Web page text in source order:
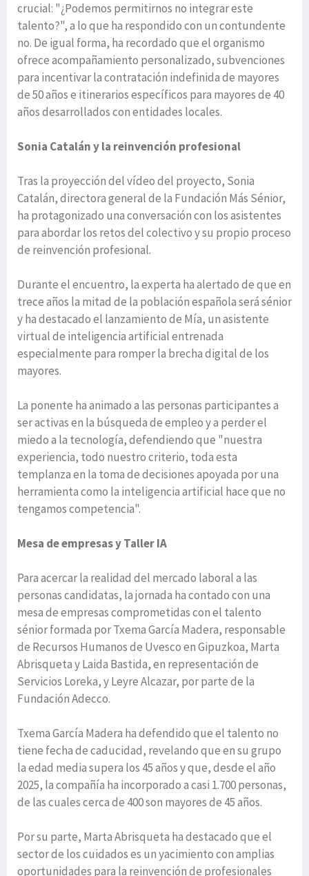
crucial: "¿Podemos permitirnos no integrar este
talento?", a lo que ha respondido con un contundente
no. De igual forma, ha recordado que el organismo
ofrece acompañamiento personalizado, subvenciones
para incentivar la contratación indefinida de mayores
de 50 años e itinerarios específicos para mayores de 40
años desarrollados con entidades locales.
Sonia Catalán y la reinvención profesional
Tras la proyección del vídeo del proyecto, Sonia
Catalán, directora general de la Fundación Más Sénior,
ha protagonizado una conversación con los asistentes
para abordar los retos del colectivo y su propio proceso
de reinvención profesional.
Durante el encuentro, la experta ha alertado de que en
trece años la mitad de la población española será sénior
y ha destacado el lanzamiento de Mía, un asistente
virtual de inteligencia artificial entrenada
especialmente para romper la brecha digital de los
mayores.
La ponente ha animado a las personas participantes a
ser activas en la búsqueda de empleo y a perder el
miedo a la tecnología, defendiendo que "nuestra
experiencia, todo nuestro criterio, toda esta
templanza en la toma de decisiones apoyada por una
herramienta como la inteligencia artificial hace que no
tengamos competencia".
Mesa de empresas y Taller IA
Para acercar la realidad del mercado laboral a las
personas candidatas, la jornada ha contado con una
mesa de empresas comprometidas con el talento
sénior formada por Txema García Madera, responsable
de Recursos Humanos de Uvesco en Gipuzkoa, Marta
Abrisqueta y Laida Bastida, en representación de
Servicios Loreka, y Leyre Alcazar, por parte de la
Fundación Adecco.
Txema García Madera ha defendido que el talento no
tiene fecha de caducidad, revelando que en su grupo
la edad media supera los 45 años y que, desde el año
2025, la compañía ha incorporado a casi 1.700 personas,
de las cuales cerca de 400 son mayores de 45 años.
Por su parte, Marta Abrisqueta ha destacado que el
sector de los cuidados es un yacimiento con amplias
oportunidades para la reinvención de profesionales